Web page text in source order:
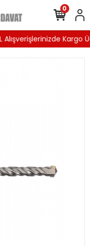
Alışverişlerinizde Kargo
0